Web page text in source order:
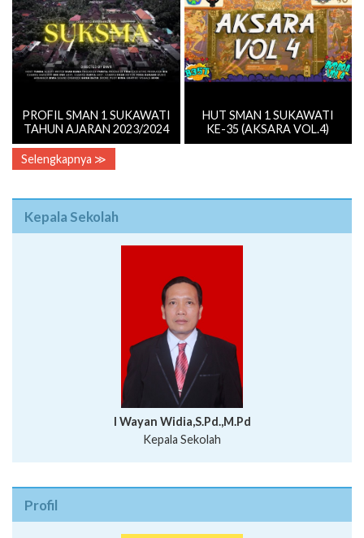
PROFIL SMAN 1 SUKAWATI
TAHUN AJARAN 2023/2024
HUT SMAN 1 SUKAWATI
KE-35 (AKSARA VOL.4)
Selengkapnya ≫
Kepala Sekolah
I Wayan Widia,S.Pd.,M.Pd
Kepala Sekolah
Profil